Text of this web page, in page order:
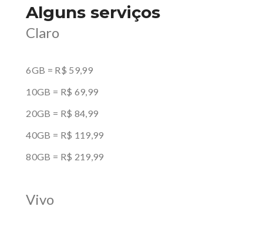
Alguns serviços
Claro
6GB = R$ 59,99
10GB = R$ 69,99
20GB = R$ 84,99
40GB = R$ 119,99
80GB = R$ 219,99
Vivo